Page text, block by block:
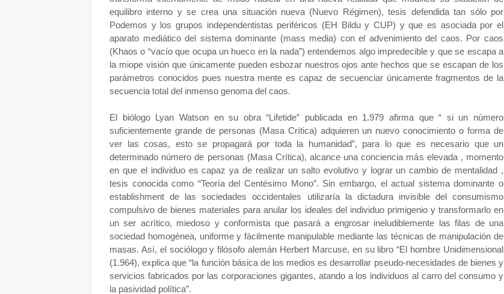
equilibro interno y se crea una situación nueva (Nuevo Régimen), tesis defendida tan sólo por
Podemos y los grupos independentistas periféricos (EH Bildu y CUP) y que es asociada por el
aparato mediático del sistema dominante (mass media) con el advenimiento del caos. Por caos
(Khaos o “vacío que ocupa un hueco en la nada”) entendemos algo impredecible y que se escapa a
la miope visión que únicamente pueden esbozar nuestros ojos ante hechos que se escapan de los
parámetros conocidos pues nuestra mente es capaz de secuenciar únicamente fragmentos de la
secuencia total del inmenso genoma del caos.
El biólogo Lyan Watson en su obra “Lifetide” publicada en 1.979 afirma que “ si un número
suficientemente grande de personas (Masa Crítica) adquieren un nuevo conocimiento o forma de
ver las cosas, esto se propagará por toda la humanidad”, para lo que es necesario que un
determinado número de personas (Masa Crítica), alcance una conciencia más elevada , momento
en que el individuo es capaz ya de realizar un salto evolutivo y lograr un cambio de mentalidad ,
tesis conocida como “Teoría del Centésimo Mono”. Sin embargo, el actual sistema dominante o
establishment de las sociedades occidentales utilizaría la dictadura invisible del consumismo
compulsivo de bienes materiales para anular los ideales del individuo primigenio y transformarlo en
un ser acrítico, miedoso y conformista que pasará a engrosar ineludiblemente las filas de una
sociedad homogénea, uniforme y fácilmente manipulable mediante las técnicas de manipulación de
masas. Así, el sociólogo y filósofo alemán Herbert Marcuse, en su libro “El hombre Unidimensional
(1.964), explica que “la función básica de los medios es desarrollar pseudo-necesidades de bienes y
servicios fabricados por las corporaciones gigantes, atando a los individuos al carro del consumo y
la pasividad política”.